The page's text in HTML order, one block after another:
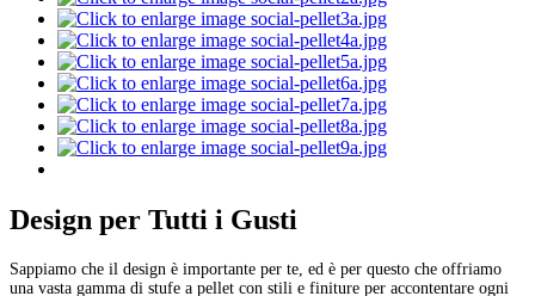
Design per Tutti i Gusti
Sappiamo che il design è importante per te, ed è per questo che offriamo
una vasta gamma di stufe a pellet con stili e finiture per accontentare ogni